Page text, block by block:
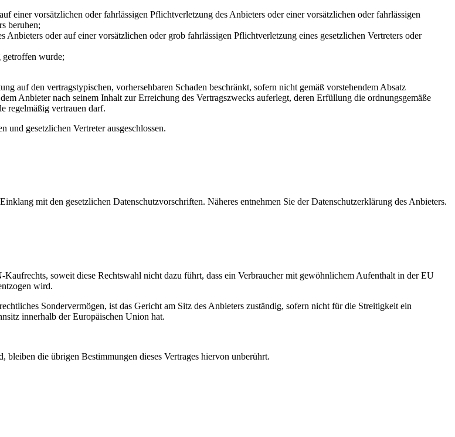
einer vorsätzlichen oder fahrlässigen Pflichtverletzung des Anbieters oder einer vorsätzlichen oder fahrlässigen
beruhen;
oder auf einer vorsätzlichen oder grob fahrlässigen Pflichtverletzung eines gesetzlichen Vertreters oder
getroffen wurde;
auf den vertragstypischen, vorhersehbaren Schaden beschränkt, sofern nicht gemäß vorstehendem Absatz
Anbieter nach seinem Inhalt zur Erreichung des Vertragszwecks auferlegt, deren Erfüllung die ordnungsgemäße
regelmäßig vertrauen darf.
gesetzlichen Vertreter ausgeschlossen.
mit den gesetzlichen Datenschutzvorschriften. Näheres entnehmen Sie der Datenschutzerklärung des Anbieters.
soweit diese Rechtswahl nicht dazu führt, dass ein Verbraucher mit gewöhnlichem Aufenthalt in der EU
wird.
Sondervermögen, ist das Gericht am Sitz des Anbieters zuständig, sofern nicht für die Streitigkeit ein
innerhalb der Europäischen Union hat.
die übrigen Bestimmungen dieses Vertrages hiervon unberührt.